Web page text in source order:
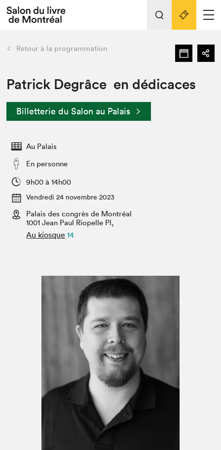
Espace exposant⋅e⋅s
Espace enseignant·e·s
Espace médias
L'événement
Préparer sa visite au Salon
Actualités
SLM PRO
retour Nos activités
Préparer sa visite
Salon dans la ville et en ligne
Projets partenaires
Liens pratiques
Retour à la programmation
Patrick Degrâce en dédicaces
Billetterie du Salon au Palais
Au Palais
En personne
9h00 à 14h00
Vendredi 24 novembre 2023
Palais des congrès de Montréal
1001 Jean Paul Riopelle Pl,
Au kiosque 14